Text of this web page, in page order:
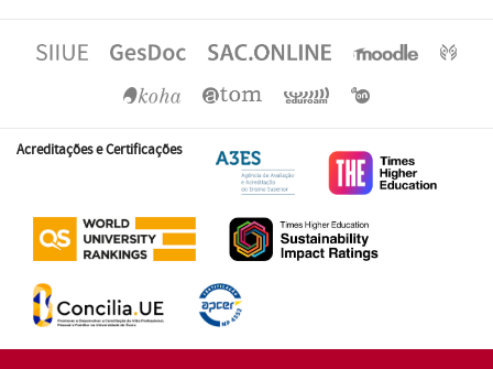
Acreditações e Certificações